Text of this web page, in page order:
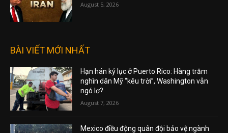
August 5, 2026
BÀI VIẾT MỚI NHẤT
Hạn hán kỷ lục ở Puerto Rico: Hàng trăm
nghìn dân Mỹ “kêu trời”, Washington vẫn
ngó lơ?
August 7, 2026
Mexico điều động quân đội bảo vệ ngành